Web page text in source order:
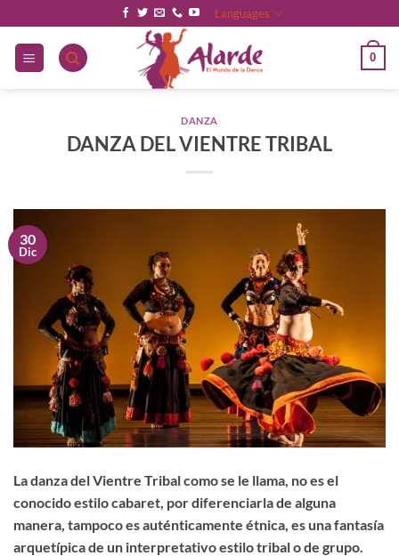
al
contenido
Languages
0
DANZA
DANZA DEL VIENTRE TRIBAL
30
Dic
La danza del Vientre Tribal como se le llama, no es el
conocido estilo cabaret, por diferenciarla de alguna
manera, tampoco es auténticamente étnica, es una fantasía
arquetípica de un interpretativo estilo tribal o de grupo.